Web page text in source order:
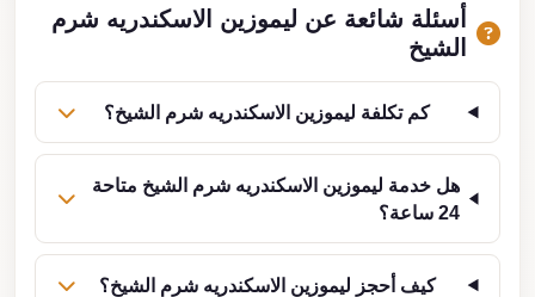
أسئلة شائعة عن ليموزين الاسكندريه شرم
الشيخ
كم تكلفة ليموزين الاسكندريه شرم الشيخ؟
هل خدمة ليموزين الاسكندريه شرم الشيخ متاحة
24 ساعة؟
كيف أحجز ليموزين الاسكندريه شرم الشيخ؟